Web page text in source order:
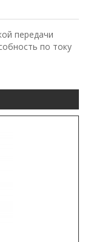
передачи
по току